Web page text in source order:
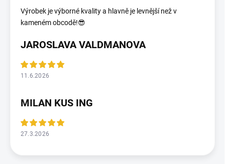
Výrobek je výborné kvality a hlavně je levnější než v
kameném obcodě!😎
JAROSLAVA VALDMANOVA
11.6.2026
MILAN KUS ING
27.3.2026